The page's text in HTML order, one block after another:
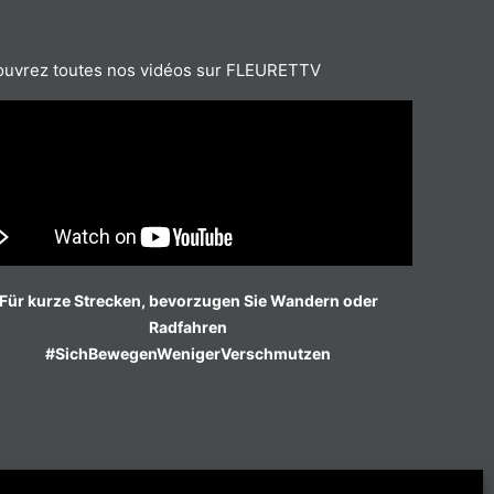
toutes nos vidéos sur FLEURETTV
kurze Strecken, bevorzugen Sie Wandern oder
Radfahren
#SichBewegenWenigerVerschmutzen